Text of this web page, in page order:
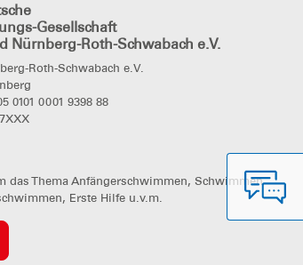
Gesellschaft
Nürnberg-Roth-Schwabach e.V.
Roth-Schwabach e.V.
0101 0001 9398 88
das Thema Anfängerschwimmen, Schwimmen
Erste Hilfe u.v.m.